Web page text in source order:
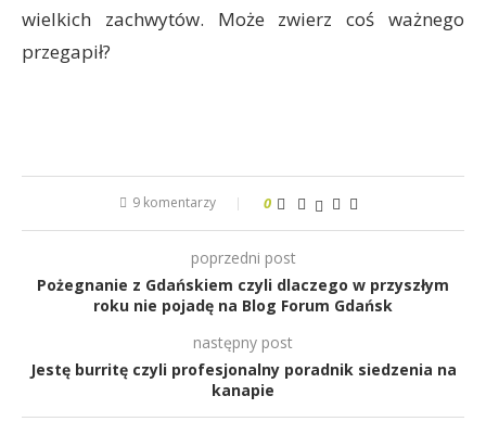
wielkich zachwytów. Może zwierz coś ważnego
przegapił?
9 komentarzy 0
poprzedni post
Pożegnanie z Gdańskiem czyli dlaczego w przyszłym
roku nie pojadę na Blog Forum Gdańsk
następny post
Jestę burritę czyli profesjonalny poradnik siedzenia na
kanapie